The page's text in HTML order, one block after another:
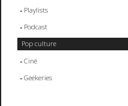
Playlists
Podcast
Pop culture
Ciné
Geekeries